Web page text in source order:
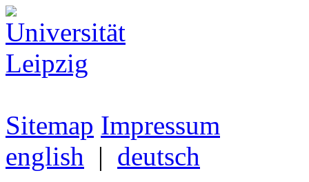
Sitemap Impressum
english | deutsch